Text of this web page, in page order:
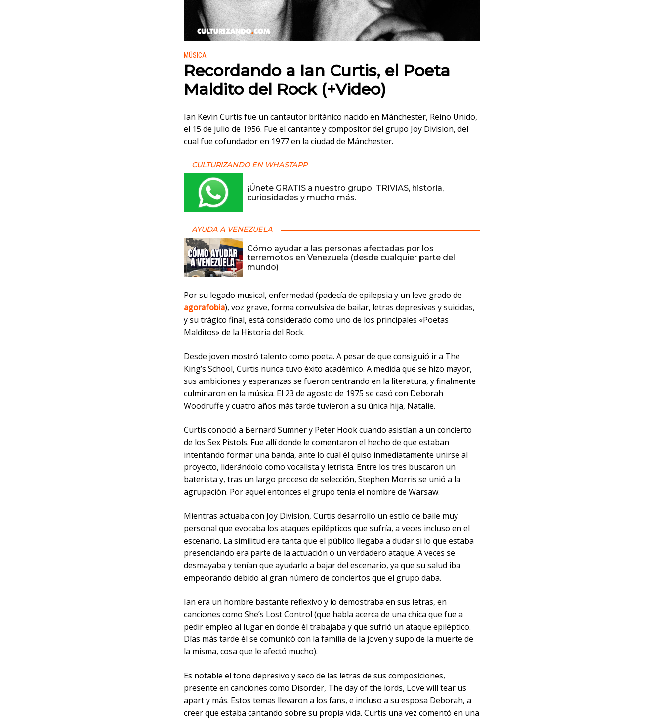
Publicado en:
MÚSICA
Recordando a Ian Curtis, el Poeta
Maldito del Rock (+Video)
Ian Kevin Curtis fue un cantautor británico nacido en Mánchester, Reino Unido,
el 15 de julio de 1956. Fue el cantante y compositor del grupo Joy Division, del
cual fue cofundador en 1977 en la ciudad de Mánchester.
CULTURIZANDO EN WHASTAPP
¡Únete GRATIS a nuestro grupo! TRIVIAS, historia,
curiosidades y mucho más.
AYUDA A VENEZUELA
Cómo ayudar a las personas afectadas por los
terremotos en Venezuela (desde cualquier parte del
mundo)
Por su legado musical, enfermedad (padecía de epilepsia y un leve grado de
agorafobia), voz grave, forma convulsiva de bailar, letras depresivas y suicidas,
y su trágico final, está considerado como uno de los principales «Poetas
Malditos» de la Historia del Rock.
Desde joven mostró talento como poeta. A pesar de que consiguió ir a The
King’s School, Curtis nunca tuvo éxito académico. A medida que se hizo mayor,
sus ambiciones y esperanzas se fueron centrando en la literatura, y finalmente
culminaron en la música. El 23 de agosto de 1975 se casó con Deborah
Woodruffe y cuatro años más tarde tuvieron a su única hija, Natalie.
Curtis conoció a Bernard Sumner y Peter Hook cuando asistían a un concierto
de los Sex Pistols. Fue allí donde le comentaron el hecho de que estaban
intentando formar una banda, ante lo cual él quiso inmediatamente unirse al
proyecto, liderándolo como vocalista y letrista. Entre los tres buscaron un
baterista y, tras un largo proceso de selección, Stephen Morris se unió a la
agrupación. Por aquel entonces el grupo tenía el nombre de Warsaw.
Mientras actuaba con Joy Division, Curtis desarrolló un estilo de baile muy
personal que evocaba los ataques epilépticos que sufría, a veces incluso en el
escenario. La similitud era tanta que el público llegaba a dudar si lo que estaba
presenciando era parte de la actuación o un verdadero ataque. A veces se
desmayaba y tenían que ayudarlo a bajar del escenario, ya que su salud iba
empeorando debido al gran número de conciertos que el grupo daba.
Ian era un hombre bastante reflexivo y lo demostraba en sus letras, en
canciones como She’s Lost Control (que habla acerca de una chica que fue a
pedir empleo al lugar en donde él trabajaba y que sufrió un ataque epiléptico.
Días más tarde él se comunicó con la familia de la joven y supo de la muerte de
la misma, cosa que le afectó mucho).
Es notable el tono depresivo y seco de las letras de sus composiciones,
presente en canciones como Disorder, The day of the lords, Love will tear us
apart y más. Estos temas llevaron a los fans, e incluso a su esposa Deborah, a
creer que estaba cantando sobre su propia vida. Curtis una vez comentó en una